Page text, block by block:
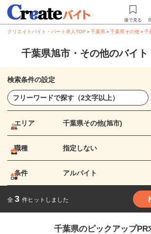
後で見る
クリエイトバイト・パート求人TOP ＞千葉県＞千葉県その他＞千
千葉県旭市・その他のバイト
検索条件の設定
エリア 千葉県その他(旭市)
職種 指定しない
条件 アルバイト
全 3 件ヒットしました
千葉県のピックアップPR